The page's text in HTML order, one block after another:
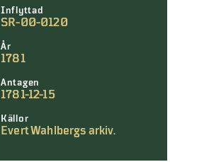
Inflyttad
SR-00-0120
År
1781
Antagen
1781-12-15
Källor
Evert Wahlbergs arkiv.